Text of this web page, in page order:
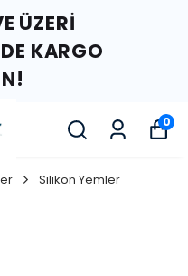
ÜZERI
KARGO
0
Silikon Yemler